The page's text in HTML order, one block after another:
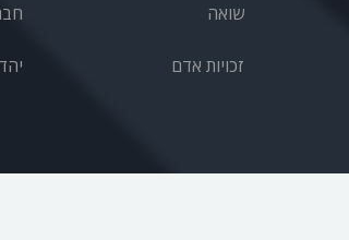
שואה
זכויות אדם